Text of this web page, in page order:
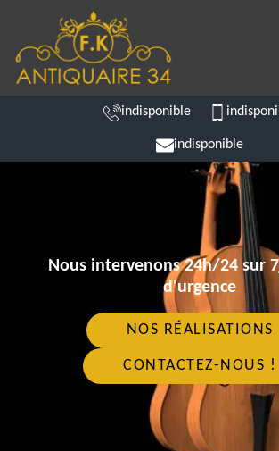
indisponible
indisponible
Nous intervenons 24h/24 sur
d'urgence
NOS RÉALISATIONS
CONTACTEZ-NOUS !